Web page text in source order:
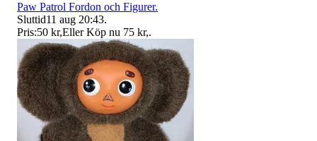
Paw Patrol Fordon och Figurer.
Sluttid11 aug 20:43.
Pris:50 kr,Eller Köp nu 75 kr,.